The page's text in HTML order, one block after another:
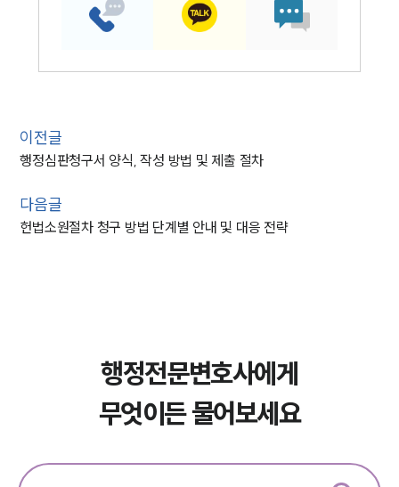
이전글
행정심판청구서 양식, 작성 방법 및 제출 절차
다음글
헌법소원절차 청구 방법 단계별 안내 및 대응 전략
행정전문변호사에게
무엇이든 물어보세요